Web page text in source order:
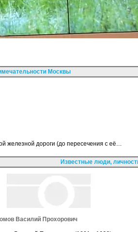
Москвы
железной дороги (до пересечения с её…
Известные люди,
Василий Прохорович